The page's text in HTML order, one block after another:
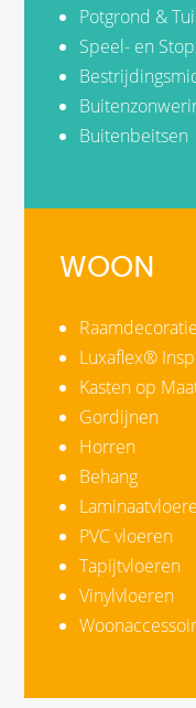
Potgrond &
Speel- en
Buitenbeitsen
WOON
Raamdecoratie
Luxaflex®
Kasten op
Gordijnen
Horren
Behang
PVC vloeren
Tapijtvloeren
Vinylvloeren